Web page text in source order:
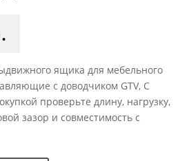
ящика для мебельного
с доводчиком GTV, С
проверьте длину, нагрузку,
зазор и совместимость с